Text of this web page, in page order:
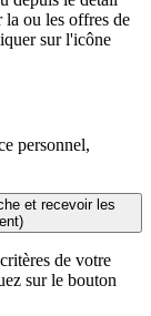
la ou les offres de
sur l'icône
personnel,
et recevoir les
de votre
sur le bouton